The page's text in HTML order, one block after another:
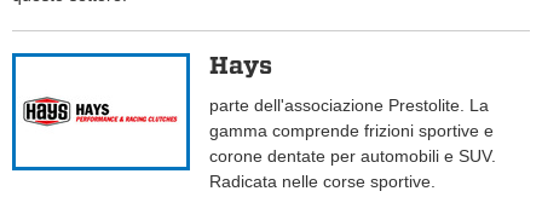
Hays
parte dell'associazione Prestolite. La
gamma comprende frizioni sportive e
corone dentate per automobili e SUV.
Radicata nelle corse sportive.